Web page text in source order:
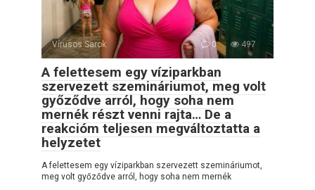
Vírusos Sarok 0 497
A felettesem egy víziparkban
szervezett szemináriumot, meg volt
győződve arról, hogy soha nem
mernék részt venni rajta… De a
reakcióm teljesen megváltoztatta a
helyzetet
A felettesem egy víziparkban szervezett szemináriumot,
meg volt győződve arról, hogy soha nem mernék